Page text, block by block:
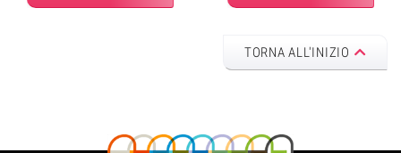
TORNA ALL'INIZIO